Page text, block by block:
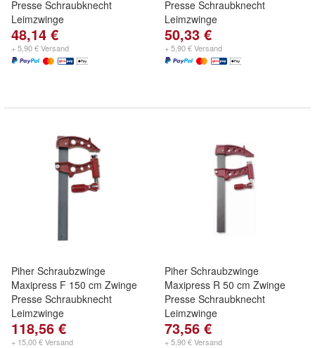
Presse Schraubknecht
Leimzwinge
48,14 €
+ 5,90 € Versand
Presse Schraubknecht
Leimzwinge
50,33 €
+ 5,90 € Versand
Piher Schraubzwinge
Maxipress F 150 cm Zwinge
Presse Schraubknecht
Leimzwinge
118,56 €
+ 15,00 € Versand
Piher Schraubzwinge
Maxipress R 50 cm Zwinge
Presse Schraubknecht
Leimzwinge
73,56 €
+ 5,90 € Versand